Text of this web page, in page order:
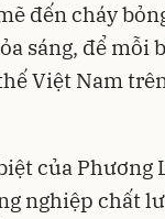
đến cháy
sáng, để mỗi
Việt Nam
của
nghiệp chất